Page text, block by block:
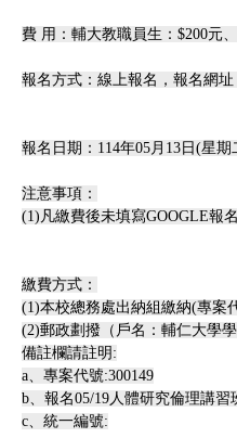
費 用：輔大教職員生：$200元
報名方式：線上報名，報名網址
報名日期：114年05月13日(星期
注意事項：
(1)凡繳費後未填寫GOOGLE報
繳費方式：
(1)本校總務處出納組繳納(專案
(2)郵政劃撥（戶名：輔仁大學
備註欄請註明:
a、專案代號:300149
b、報名05/19人體研究倫理講習
c、統一編號: